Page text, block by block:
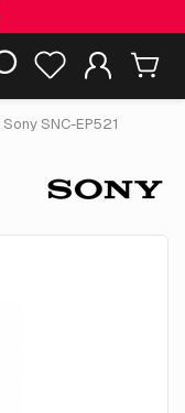
€ 731. 50
excl. BTW
Sony SNC-EP521